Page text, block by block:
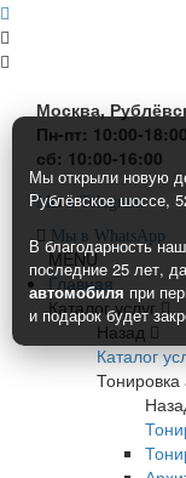
Мы открыли новую
Рублёвское шоссе,
В благодарность
последние 25 лет,
автомобиля при
и подарок будет
Москва,
Пн-пт: 10:00-
сб: 10:00-16:00
Мы в Telegram
Мы в WhatsApp
MENU
Главная
Каталог услуг
Назад
Каталог
Тонировка